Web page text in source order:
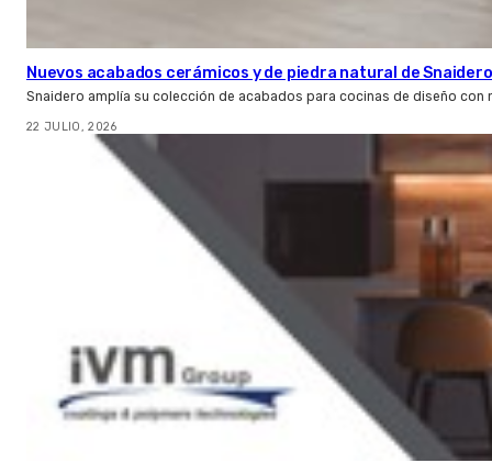
Nuevos acabados cerámicos y de piedra natural de Snaidero
Snaidero amplía su colección de acabados para cocinas de diseño
22 JULIO, 2026